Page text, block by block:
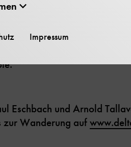
Schleißheim ist ein großes
Eschbach und Arnold
zur Wanderung auf
Impressum